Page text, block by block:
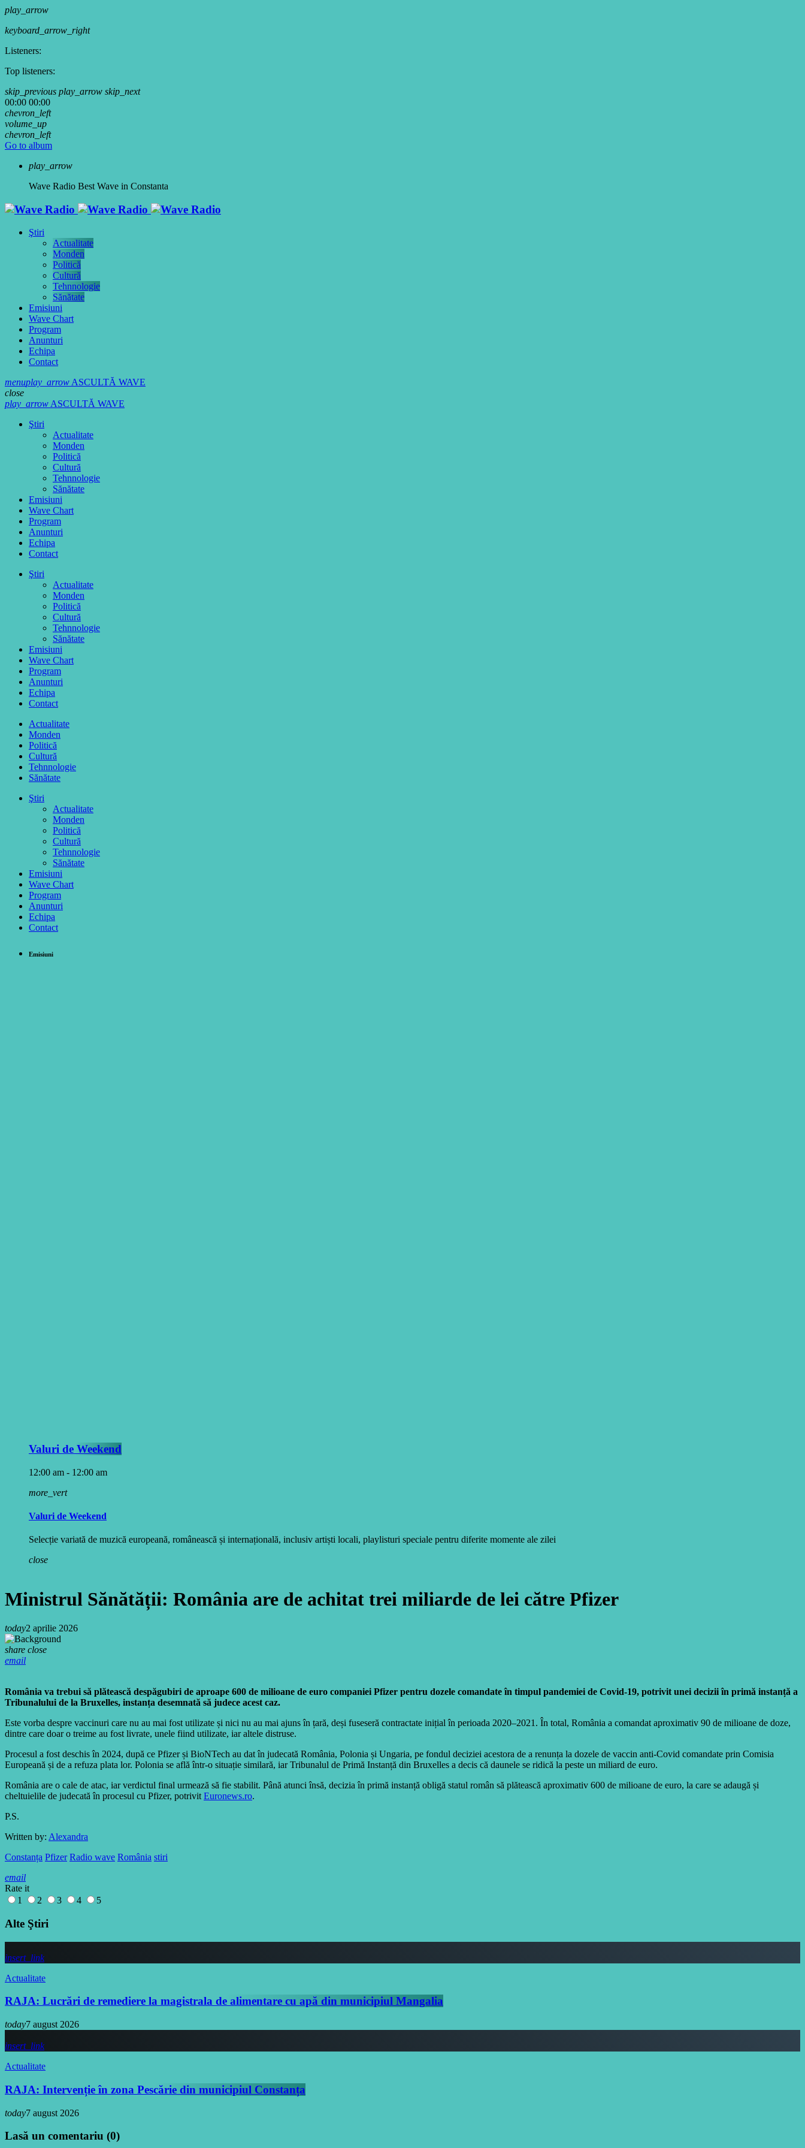
play_arrow
keyboard_arrow_right
Listeners:
Top listeners:
skip_previous play_arrow skip_next
00:00 00:00
chevron_left
volume_up
chevron_left
Go to album
play_arrow
Wave Radio Best Wave in Constanta
Ştiri
Actualitate
Monden
Politică
Cultură
Tehnnologie
Sănătate
Emisiuni
Wave Chart
Program
Anunturi
Echipa
Contact
menuplay_arrowASCULTĂ WAVE
close
play_arrowASCULTĂ WAVE
Ştiri
Actualitate
Monden
Politică
Cultură
Tehnnologie
Sănătate
Emisiuni
Wave Chart
Program
Anunturi
Echipa
Contact
Ştiri
Actualitate
Monden
Politică
Cultură
Tehnnologie
Sănătate
Emisiuni
Wave Chart
Program
Anunturi
Echipa
Contact
Actualitate
Monden
Politică
Cultură
Tehnnologie
Sănătate
Ştiri
Actualitate
Monden
Politică
Cultură
Tehnnologie
Sănătate
Emisiuni
Wave Chart
Program
Anunturi
Echipa
Contact
Emisiuni
Valuri de Weekend
12:00 am - 12:00 am
more_vert
Valuri de Weekend
Selecție variată de muzică europeană, românească și internațională, inclusiv artiști locali, playlisturi speciale pentru diferite momente ale zilei
close
Ministrul Sănătății: România are de achitat trei miliarde de lei către Pfizer
today2 aprilie 2026
share close
email
România va trebui să plătească despăgubiri de aproape 600 de milioane de euro companiei Pfizer pentru dozele comandate în timpul pandemiei de Covid-19, potrivit unei decizii în primă instanță a
Tribunalului de la Bruxelles, instanța desemnată să judece acest caz.
Este vorba despre vaccinuri care nu au mai fost utilizate și nici nu au mai ajuns în țară, deși fuseseră contractate inițial în perioada 2020–2021. În total, România a comandat aproximativ 90 de milioane de doze,
dintre care doar o treime au fost livrate, unele fiind utilizate, iar altele distruse.
Procesul a fost deschis în 2024, după ce Pfizer și BioNTech au dat în judecată România, Polonia și Ungaria, pe fondul deciziei acestora de a renunța la dozele de vaccin anti-Covid comandate prin Comisia
Europeană și de a refuza plata lor. Polonia se află într-o situație similară, iar Tribunalul de Primă Instanță din Bruxelles a decis că daunele se ridică la peste un miliard de euro.
România are o cale de atac, iar verdictul final urmează să fie stabilit. Până atunci însă, decizia în primă instanță obligă statul român să plătească aproximativ 600 de milioane de euro, la care se adaugă și
cheltuielile de judecată în procesul cu Pfizer, potrivit Euronews.ro.
P.S.
Written by: Alexandra
Constanța Pfizer Radio wave România stiri
email
Rate it
1
2 3 4 5
Alte Ştiri
insert_link
Actualitate
RAJA: Lucrări de remediere la magistrala de alimentare cu apă din municipiul Mangalia
today7 august 2026
insert_link
Actualitate
RAJA: Intervenție în zona Pescărie din municipiul Constanța
today7 august 2026
Lasă un comentariu (0)